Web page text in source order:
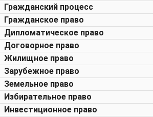
Гражданский процесс
Гражданское право
Дипломатическое право
Договорное право
Жилищное право
Зарубежное право
Земельное право
Избирательное право
Инвестиционное право